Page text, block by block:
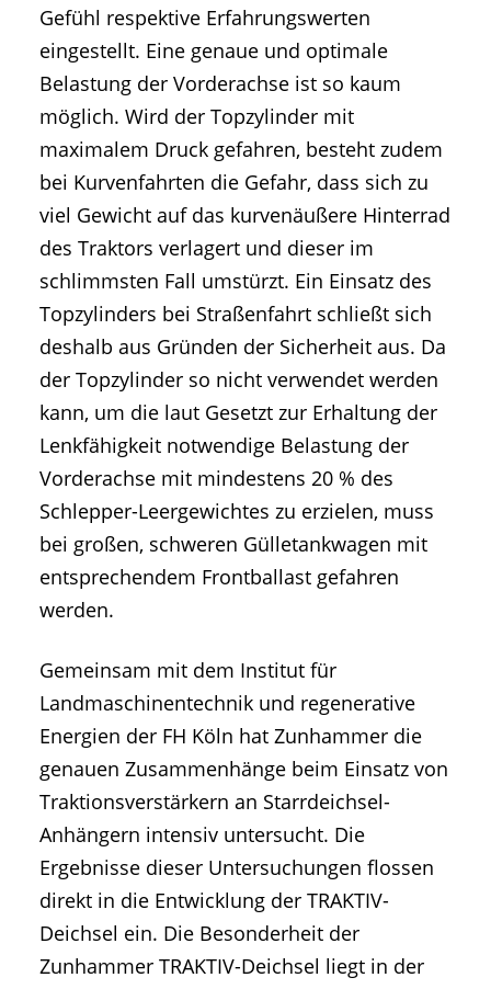
Gefühl respektive Erfahrungswerten
eingestellt. Eine genaue und optimale
Belastung der Vorderachse ist so kaum
möglich. Wird der Topzylinder mit
maximalem Druck gefahren, besteht zudem
bei Kurvenfahrten die Gefahr, dass sich zu
viel Gewicht auf das kurvenäußere Hinterrad
des Traktors verlagert und dieser im
schlimmsten Fall umstürzt. Ein Einsatz des
Topzylinders bei Straßenfahrt schließt sich
deshalb aus Gründen der Sicherheit aus. Da
der Topzylinder so nicht verwendet werden
kann, um die laut Gesetzt zur Erhaltung der
Lenkfähigkeit notwendige Belastung der
Vorderachse mit mindestens 20 % des
Schlepper-Leergewichtes zu erzielen, muss
bei großen, schweren Gülletankwagen mit
entsprechendem Frontballast gefahren
werden.
Gemeinsam mit dem Institut für
Landmaschinentechnik und regenerative
Energien der FH Köln hat Zunhammer die
genauen Zusammenhänge beim Einsatz von
Traktionsverstärkern an Starrdeichsel-
Anhängern intensiv untersucht. Die
Ergebnisse dieser Untersuchungen flossen
direkt in die Entwicklung der TRAKTIV-
Deichsel ein. Die Besonderheit der
Zunhammer TRAKTIV-Deichsel liegt in der